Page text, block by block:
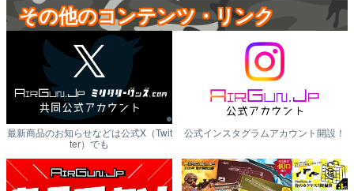
その他のコンテンツ・リンク
最新商品のお知らせなどは公式X（Twit
ter）でも
公式インスタグラムアカウント開設！